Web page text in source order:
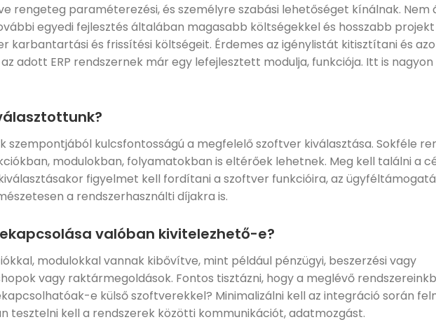
rengeteg paraméterezési, és személyre szabási lehetőséget kínálnak. Nem
egyedi fejlesztés általában magasabb költségekkel és hosszabb
karbantartási és frissítési költségeit. Érdemes az igénylistát kitisztítani és
adott ERP rendszernek már egy lefejlesztett modulja, funkciója. Itt is
szempontjából kulcsfontosságú a megfelelő szoftver kiválasztása. Sokféle
modulokban, folyamatokban is eltérőek lehetnek. Meg kell találni a
figyelmet kell fordítani a szoftver funkcióira, az
a rendszerhasználti díjakra is.
valóban kivitelezhető-e?
modulokkal vannak kibővítve, mint például pénzügyi, beszerzési vagy
vagy raktármegoldások. Fontos tisztázni, hogy a meglévő
e külső szoftverekkel? Minimalizálni kell az integráció során
tesztelni kell a rendszerek közötti kommunikációt, adatmozgást.